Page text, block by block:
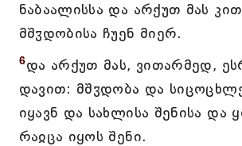
ნაბაალისსა და არქუთ მას
მშჳდობისა ჩუენ მიერ.
6და არქუთ მას, ვითარმედ,
დავით: მშჳდობა და
იყავნ და სახლისა შენისა და
რაჲცა იყოს შენი.